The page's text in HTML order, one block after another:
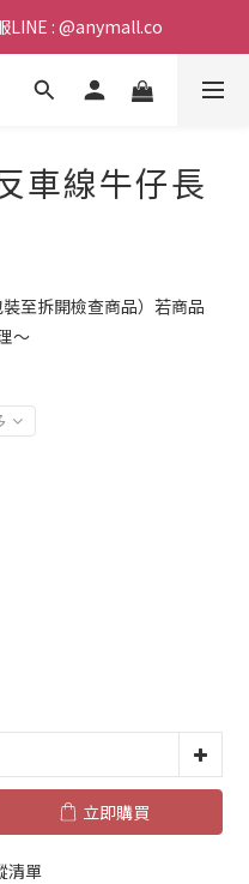
LINE : @anymall.co
LINE : @anymall.co
/ $3800宅配免運
車線牛仔長
至拆開檢查商品）若商品
～
立即購買
清單